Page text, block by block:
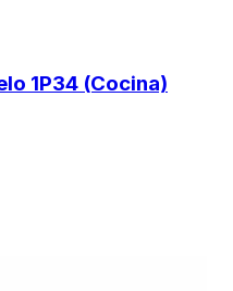
1P34 (Cocina)